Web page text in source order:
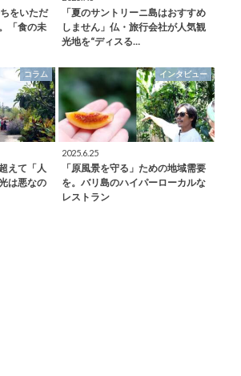
をいただ
「食の未
「夏のサントリーニ島はおすすめ
しません」仏・旅行会社が人気観
光地を“ディスる…
コラム
えて「人
は悪なの
インタビュー
2025.6.25
「原風景を守る」ための地域需要
を。バリ島のハイパーローカルな
レストラン